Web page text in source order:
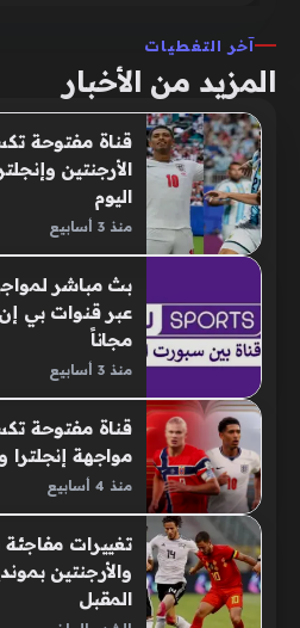
آخر التغطيات
المزيد من الأخبار
قناة مفتوحة
الأرجنتين
اليوم
منذ 3 أسابيع
بث مباشر
عبر قنوات بي
مجاناً
منذ 3 أسابيع
قناة مفتوحة
مواجهة إنجلترا
منذ 4 أسابيع
تغييرات
والأرجنتين
المقبل